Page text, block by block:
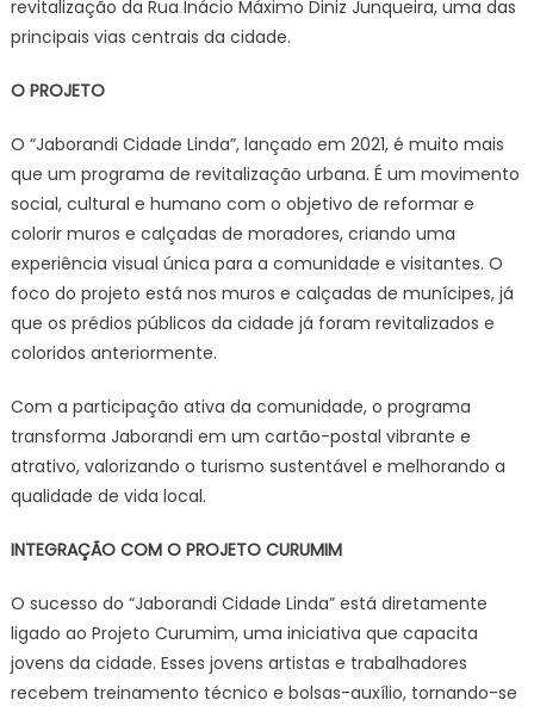
revitalização da Rua Inácio Máximo Diniz Junqueira, uma das
principais vias centrais da cidade.
O PROJETO
O “Jaborandi Cidade Linda”, lançado em 2021, é muito mais
que um programa de revitalização urbana. É um movimento
social, cultural e humano com o objetivo de reformar e
colorir muros e calçadas de moradores, criando uma
experiência visual única para a comunidade e visitantes. O
foco do projeto está nos muros e calçadas de munícipes, já
que os prédios públicos da cidade já foram revitalizados e
coloridos anteriormente.
Com a participação ativa da comunidade, o programa
transforma Jaborandi em um cartão-postal vibrante e
atrativo, valorizando o turismo sustentável e melhorando a
qualidade de vida local.
INTEGRAÇÃO COM O PROJETO CURUMIM
O sucesso do “Jaborandi Cidade Linda” está diretamente
ligado ao Projeto Curumim, uma iniciativa que capacita
jovens da cidade. Esses jovens artistas e trabalhadores
recebem treinamento técnico e bolsas-auxílio, tornando-se